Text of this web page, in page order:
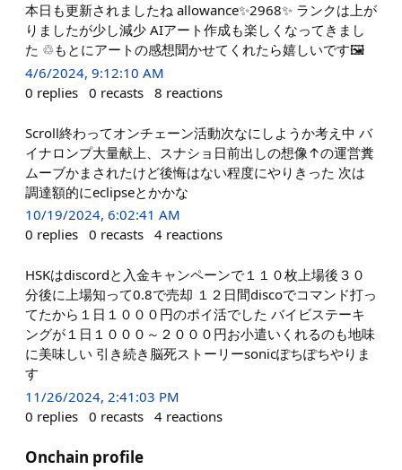
本日も更新されましたね allowance✨2968✨ ランクは上が
りましたが少し減少 AIアート作成も楽しくなってきまし
た ♲もとにアートの感想聞かせてくれたら嬉しいです🖼
4/6/2024, 9:12:10 AM
0 replies 0 recasts 8 reactions
Scroll終わってオンチェーン活動次なにしようか考え中 バ
イナロンプ大量献上、スナショ日前出しの想像↑の運営糞
ムーブかまされたけど後悔はない程度にやりきった 次は
調達額的にeclipseとかかな
10/19/2024, 6:02:41 AM
0 replies 0 recasts 4 reactions
HSKはdiscordと入金キャンペーンで１１０枚上場後３０
分後に上場知って0.8で売却 １２日間discoでコマンド打っ
てたから１日１０００円のポイ活でした バイビステーキ
ングが１日１０００～２０００円お小遣いくれるのも地味
に美味しい 引き続き脳死ストーリーsonicぽちぽちやりま
す
11/26/2024, 2:41:03 PM
0 replies 0 recasts 4 reactions
Onchain profile